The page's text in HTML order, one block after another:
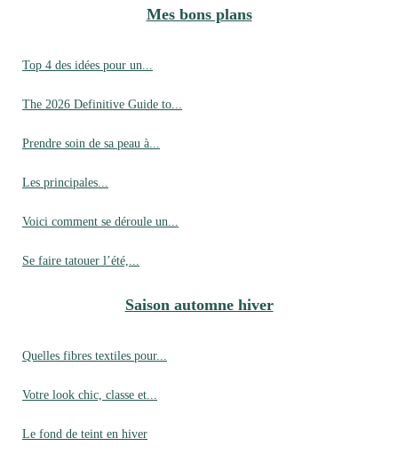
Mes bons plans
Top 4 des idées pour un...
The 2026 Definitive Guide to...
Prendre soin de sa peau à...
Les principales...
Voici comment se déroule un...
Se faire tatouer l’été,...
Saison automne hiver
Quelles fibres textiles pour...
Votre look chic, classe et...
Le fond de teint en hiver